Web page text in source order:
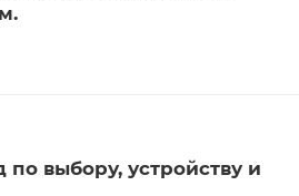
выбору, устройству и